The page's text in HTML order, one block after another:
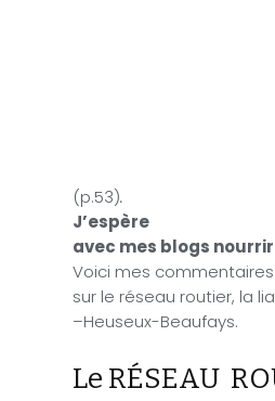
(p.53).
J’espère
avec mes blogs
Voici mes commentaires
sur le réseau routier, la
–Heuseux-Beaufays.
Le RÉSEAU